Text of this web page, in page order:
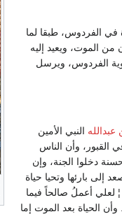
في الفردوس، طبقا لما
الموت، ويعيد إليه
الفردوس، ويرسل
النبي الأمين
القبور، وأن الناس
دخلوا الجنة، وإن
إلى بارئها وتحيا حياة
لعلي أعملُ صالحاً فيما
تركت, كلا إنها كلمة هو قائلها ومن ورائهم برزخٌ إلى يوم يبعثون﴾ المؤمنون:99، 100. وأن الحياة بعد الموت إما